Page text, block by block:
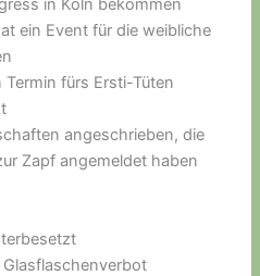
in Köln bekommen
ein Event für die weibliche
fürs Ersti-Tüten
angeschrieben, die
Zapf angemeldet haben